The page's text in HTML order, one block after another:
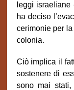
leggi
ha deciso
cerimonie per
colonia.
Ciò implica il
sostenere di
sono mai